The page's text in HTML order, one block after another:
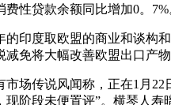
性贷款余额同比增加0。7%
度取欧盟的商业和谈构和
减免将大幅改善欧盟出口产
传说风闻称，正在1月22日
现阶段未便置评”。横琴人寿